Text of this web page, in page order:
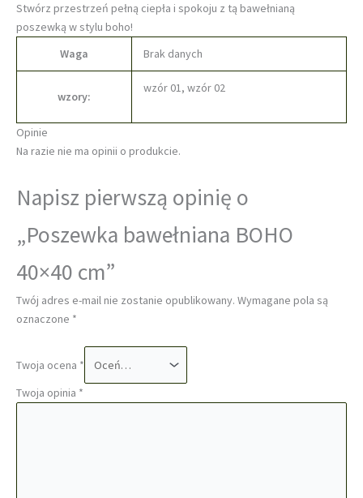
Stwórz przestrzeń pełną ciepła i spokoju z tą bawełnianą
poszewką w stylu boho!
Waga
Brak danych
wzory:
wzór 01, wzór 02
Opinie
Na razie nie ma opinii o produkcie.
Napisz pierwszą opinię o
„Poszewka bawełniana BOHO
40×40 cm”
Twój adres e-mail nie zostanie opublikowany. Wymagane pola są
oznaczone *
Twoja ocena *
Twoja opinia *